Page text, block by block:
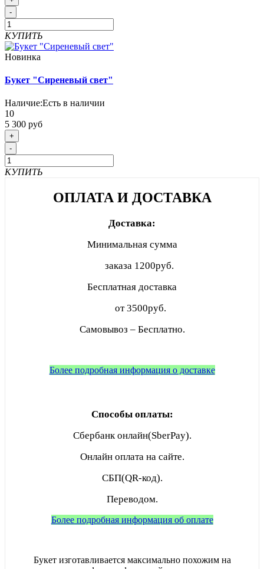
-
КУПИТЬ
Новинка
Букет "Сиреневый свет"
Наличие:Есть в наличии
10
5 300 руб
+
-
КУПИТЬ
ОПЛАТА И ДОСТАВКА
Доставка:
Минимальная сумма
заказа 1200руб.
Бесплатная доставка
от 3500руб.
Самовывоз – Бесплатно.
Более подробная информация о доставке
Способы оплаты:
Сбербанк онлайн(SberPay).
Онлайн оплата на сайте.
СБП(QR-код).
Переводом.
Более подробная информация об оплате
Букет изготавливается максимально похожим на